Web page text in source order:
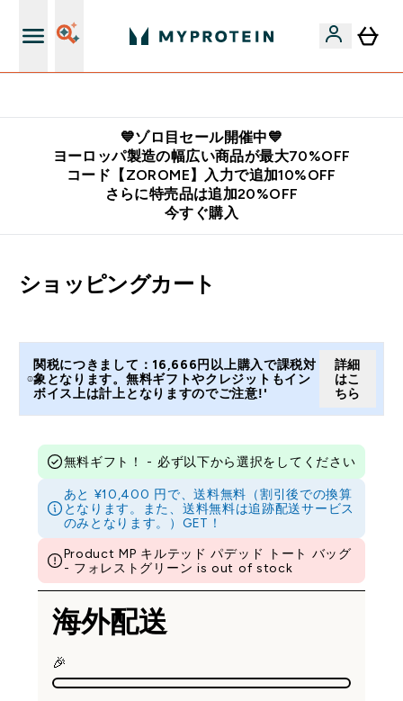
💙ゾロ目セール開催中💙
ヨーロッパ製造の幅広い商品が最大70%OFF
コード【ZOROME】入力で追加10%OFF
さらに特売品は追加20%OFF
今すぐ購入
ショッピングカート
関税につきまして：16,666円以上購入で課税対
象となります。無料ギフトやクレジットもイン
ボイス上は計上となりますのでご注意!'
詳細
はこ
ちら
無料ギフト！ - 必ず以下から選択をしてください
あと ¥10,400 円で、送料無料（割引後での換算
となります。また、送料無料は追跡配送サービス
のみとなります。）GET！
Product MP キルテッド パデッド トート バッグ
- フォレストグリーン is out of stock
海外配送
🎉